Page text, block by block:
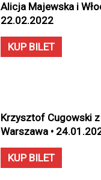
Alicja Majewska i
22.02.2022
KUP BILET
Krzysztof Cugowski
Warszawa •
KUP BILET